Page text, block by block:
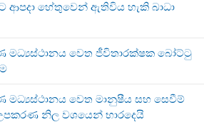
ආපදා හේතුවෙන් ඇතිවිය හැකි බාධා
මධ්‍යස්ථානය වෙත ජීවිතාරක්ෂක බෝට්ටු
මධ්‍යස්ථානය වෙත මානුෂීය සහ සෙවීම්
නිල වශයෙන් භාරදෙයි